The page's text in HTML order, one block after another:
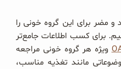
و مضر برای این گروه خونی را
برای کسب اطلاعات جامع‌تر
ویژه هر گروه خونی مراجعه
مانند تغذیه مناسب،